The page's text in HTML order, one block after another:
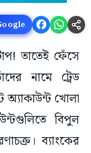
তাতেই ফেঁসে
নামে ট্রেড
অ্যাকাউন্ট খোলা
বিপুল
ব্যাংকের